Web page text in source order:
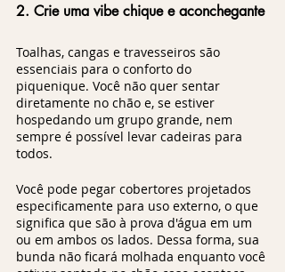
2. Crie uma vibe chique e aconchegante
Toalhas, cangas e travesseiros são
essenciais para o conforto do
piquenique. Você não quer sentar
diretamente no chão e, se estiver
hospedando um grupo grande, nem
sempre é possível levar cadeiras para
todos.
Você pode pegar cobertores projetados
especificamente para uso externo, o que
significa que são à prova d'água em um
ou em ambos os lados. Dessa forma, sua
bunda não ficará molhada enquanto você